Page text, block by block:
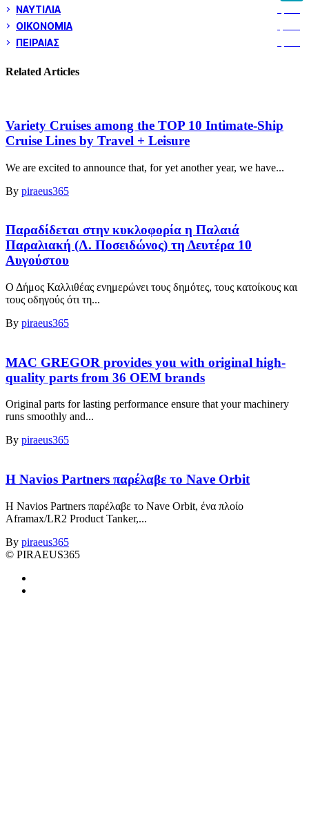
ΝΑΥΤΙΛΙΑ
ΟΙΚΟΝΟΜΙΑ
ΠΕΙΡΑΙΑΣ
Related Articles
Variety Cruises among the TOP 10 Intimate-Ship
Cruise Lines by Travel + Leisure
We are excited to announce that, for yet another year, we have...
By piraeus365
Παραδίδεται στην κυκλοφορία η Παλαιά
Παραλιακή (Λ. Ποσειδώνος) τη Δευτέρα 10
Αυγούστου
Ο Δήμος Καλλιθέας ενημερώνει τους δημότες, τους κατοίκους και
τους οδηγούς ότι τη...
By piraeus365
MAC GREGOR provides you with original high-
quality parts from 36 OEM brands
Original parts for lasting performance ensure that your machinery
runs smoothly and...
By piraeus365
Η Navios Partners παρέλαβε το Nave Orbit
Η Navios Partners παρέλαβε το Nave Orbit, ένα πλοίο
Aframax/LR2 Product Tanker,...
By piraeus365
© PIRAEUS365